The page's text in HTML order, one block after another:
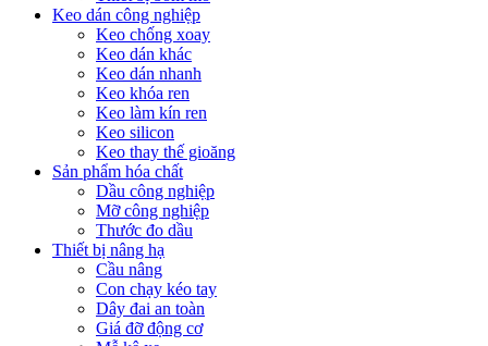
Keo dán công nghiệp
Keo chống xoay
Keo dán khác
Keo dán nhanh
Keo khóa ren
Keo làm kín ren
Keo silicon
Keo thay thế gioăng
Sản phẩm hóa chất
Dầu công nghiệp
Mỡ công nghiệp
Thước đo dầu
Thiết bị nâng hạ
Cầu nâng
Con chạy kéo tay
Dây đai an toàn
Giá đỡ động cơ